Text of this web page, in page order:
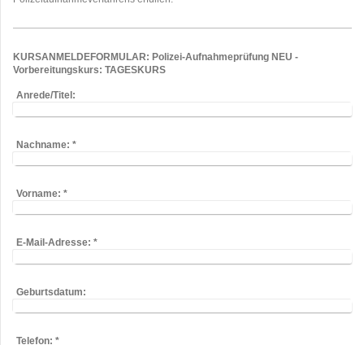
KURSANMELDEFORMULAR: Polizei-Aufnahmeprüfung NEU -
Vorbereitungskurs: TAGESKURS
Anrede/Titel:
Nachname: *
Vorname: *
E-Mail-Adresse: *
Geburtsdatum:
Telefon: *